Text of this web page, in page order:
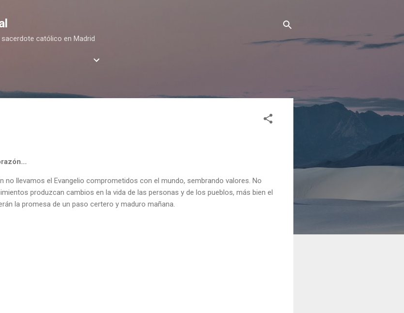
católico en Madrid
no llevamos el Evangelio comprometidos con el mundo, sembrando valores. No
produzcan cambios en la vida de las personas y de los pueblos, más bien el
la promesa de un paso certero y maduro mañana.